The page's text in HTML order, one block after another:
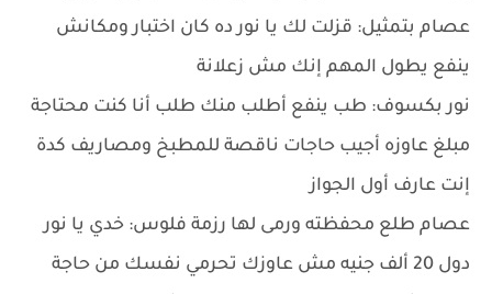
عصام بتمثيل: قزلت لك يا نور ده كان اختبار ومكانش
ينفع يطول المهم إنك مش زعلانة
نور بكسوف: طب ينفع أطلب منك طلب أنا كنت محتاجة
مبلغ عاوزه أجيب حاجات ناقصة للمطبخ ومصاريف كدة
إنت عارف أول الجواز
عصام طلع محفظته ورمى لها رزمة فلوس: خدي يا نور
دول 20 ألف جنيه مش عاوزك تحرمي نفسك من حاجة